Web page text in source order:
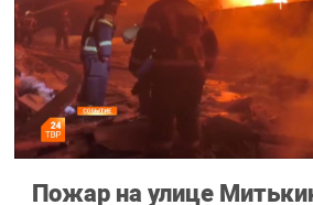
Пожар на улице